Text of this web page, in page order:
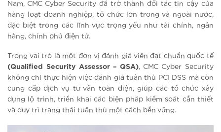
Nam, CMC Cyber Security đã trở thành đối tác tin cậy của
hàng loạt doanh nghiệp, tổ chức lớn trong và ngoài nước,
đặc biệt trong các lĩnh vực trọng yếu như tài chính, ngân
hàng, chính phủ điện tử.
Trong vai trò là một đơn vị đánh giá viên đạt chuẩn quốc tế
(Qualified Security Assessor – QSA), CMC Cyber Security
không chỉ thực hiện việc đánh giá tuân thủ PCI DSS mà còn
cung cấp dịch vụ tư vấn toàn diện, giúp các tổ chức xây
dựng lộ trình, triển khai các biện pháp kiểm soát cần thiết
và duy trì trạng thái tuân thủ một cách bền vững.